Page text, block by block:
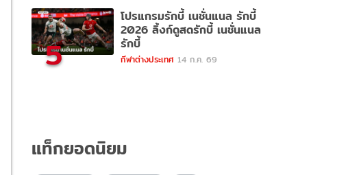
5
โปรแกรมรักบี้ เนชั่นแนล รักบี้
2026 ลิ้งก์ดูสดรักบี้ เนชั่นแนล
รักบี้
กีฬาต่างประเทศ 14 ก.ค. 69
แท็กยอดนิยม